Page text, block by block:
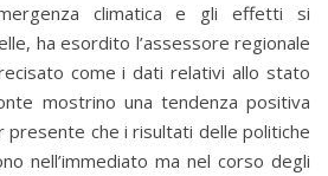
climatica e gli effetti si
ha esordito l’assessore regionale
come i dati relativi allo stato
mostrino una tendenza positiva
che i risultati delle politiche
nell’immediato ma nel corso degli